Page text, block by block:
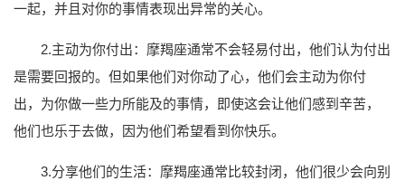
一起，并且对你的事情表现出异常的关心。
2.主动为你付出：摩羯座通常不会轻易付出，他们认为付出
是需要回报的。但如果他们对你动了心，他们会主动为你付
出，为你做一些力所能及的事情，即使这会让他们感到辛苦，
他们也乐于去做，因为他们希望看到你快乐。
3.分享他们的生活：摩羯座通常比较封闭，他们很少会向别